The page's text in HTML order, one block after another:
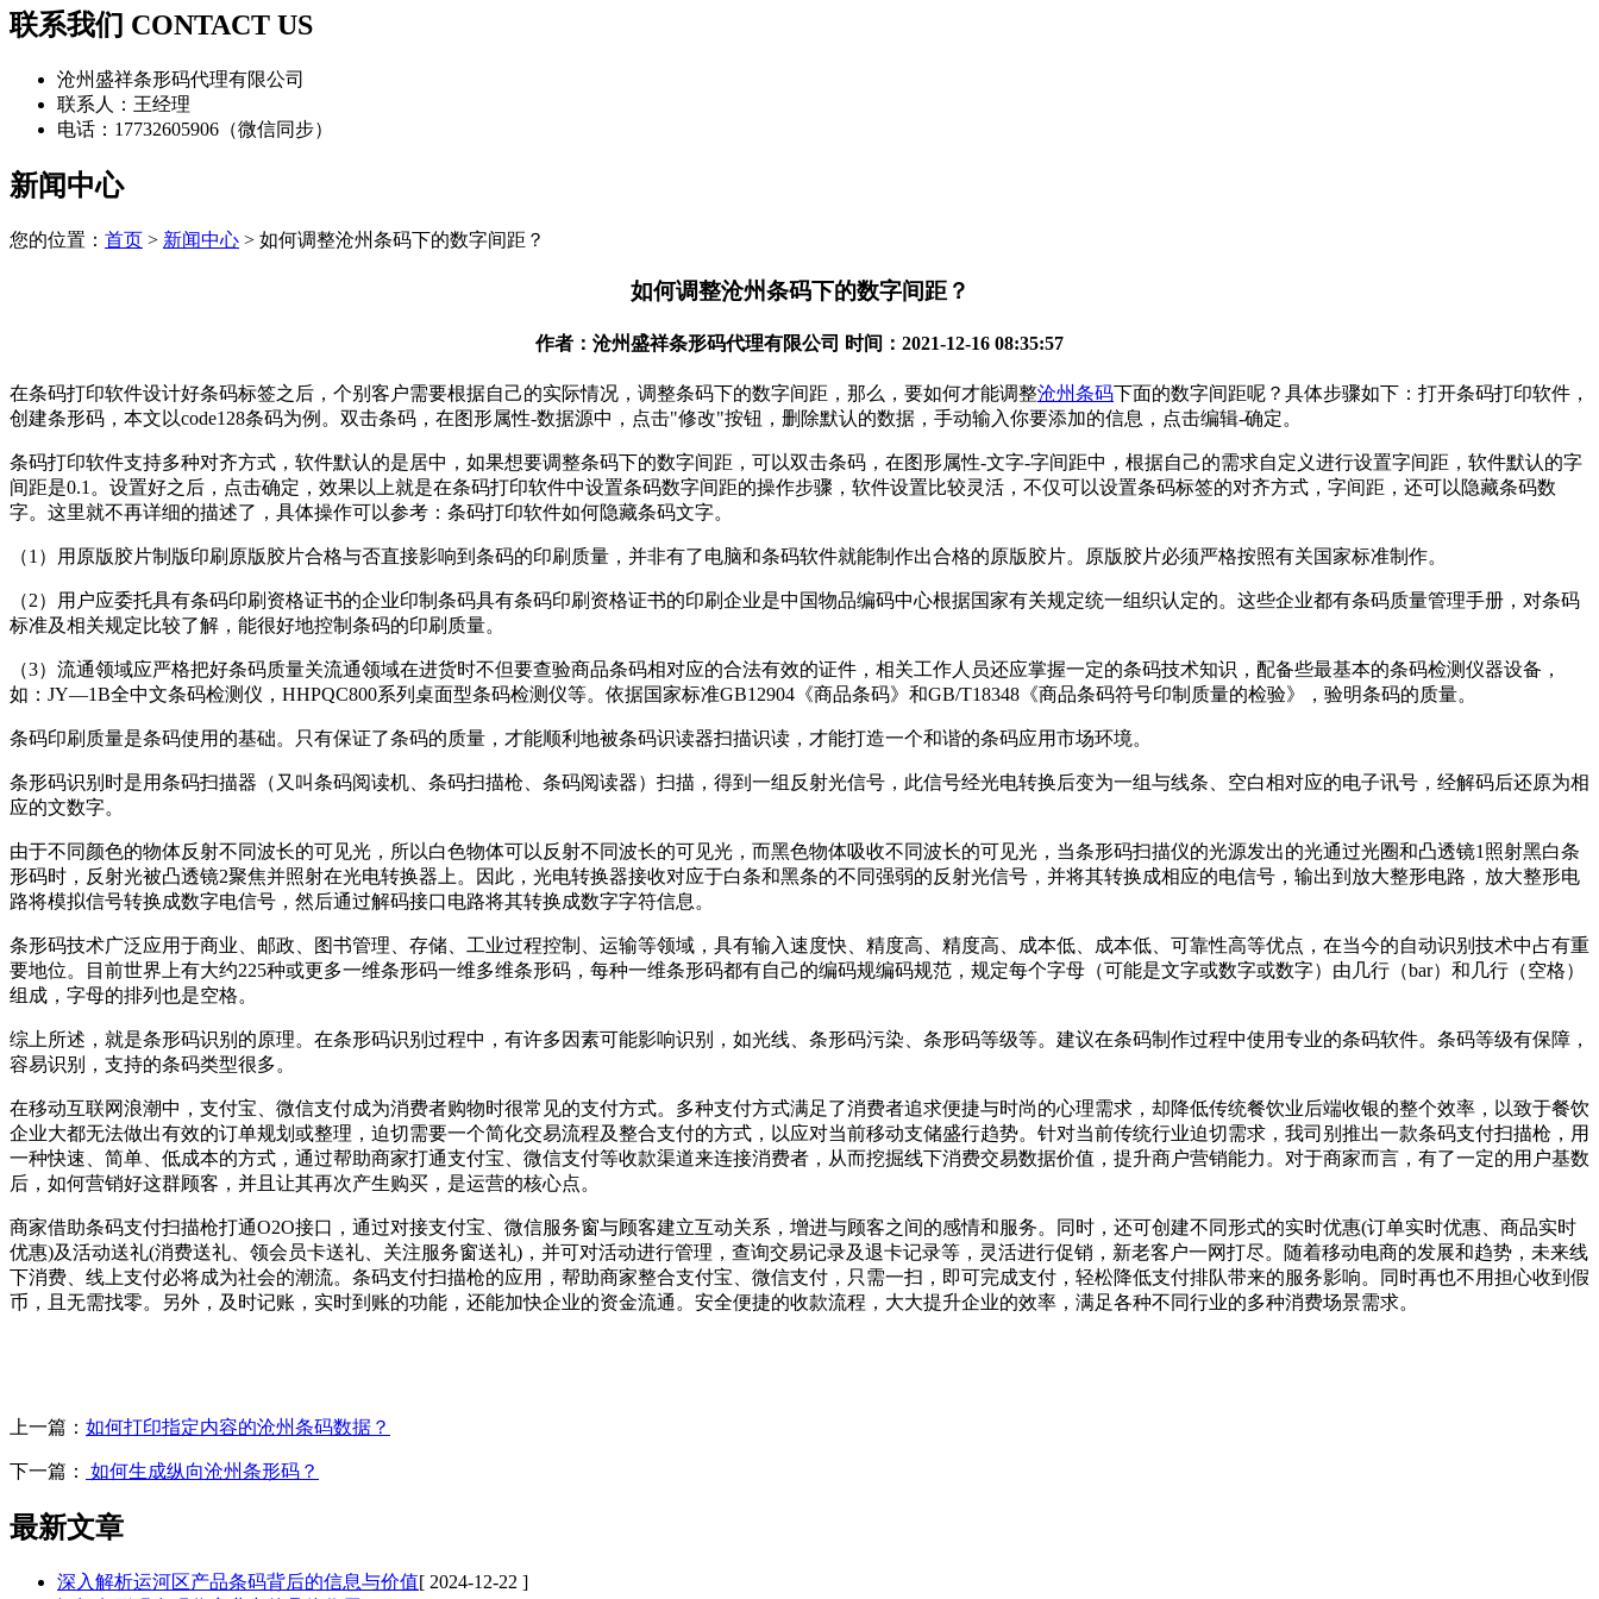
联系我们 CONTACT US
沧州盛祥条形码代理有限公司
联系人：王经理
电话：17732605906（微信同步）
新闻中心
您的位置： 首页 > 新闻中心 > 如何调整沧州条码下的数字间距？
如何调整沧州条码下的数字间距？
作者：沧州盛祥条形码代理有限公司 时间：2021-12-16 08:35:57
在条码打印软件设计好条码标签之后，个别客户需要根据自己的实际情况，调整条码下的数字间距，那么，要如何才能调整沧州条码下面的数字间距呢？具体步骤如下：打开条码打印软件，
创建条形码，本文以code128条码为例。双击条码，在图形属性-数据源中，点击"修改"按钮，删除默认的数据，手动输入你要添加的信息，点击编辑-确定。
条码打印软件支持多种对齐方式，软件默认的是居中，如果想要调整条码下的数字间距，可以双击条码，在图形属性-文字-字间距中，根据自己的需求自定义进行设置字间距，软件默认的字
间距是0.1。设置好之后，点击确定，效果以上就是在条码打印软件中设置条码数字间距的操作步骤，软件设置比较灵活，不仅可以设置条码标签的对齐方式，字间距，还可以隐藏条码数
字。这里就不再详细的描述了，具体操作可以参考：条码打印软件如何隐藏条码文字。
（1）用原版胶片制版印刷原版胶片合格与否直接影响到条码的印刷质量，并非有了电脑和条码软件就能制作出合格的原版胶片。原版胶片必须严格按照有关国家标准制作。
（2）用户应委托具有条码印刷资格证书的企业印制条码具有条码印刷资格证书的印刷企业是中国物品编码中心根据国家有关规定统一组织认定的。这些企业都有条码质量管理手册，对条码
标准及相关规定比较了解，能很好地控制条码的印刷质量。
（3）流通领域应严格把好条码质量关流通领域在进货时不但要查验商品条码相对应的合法有效的证件，相关工作人员还应掌握一定的条码技术知识，配备些最基本的条码检测仪器设备，
如：JY—1B全中文条码检测仪，HHPQC800系列桌面型条码检测仪等。依据国家标准GB12904《商品条码》和GB/T18348《商品条码符号印制质量的检验》，验明条码的质量。
条码印刷质量是条码使用的基础。只有保证了条码的质量，才能顺利地被条码识读器扫描识读，才能打造一个和谐的条码应用市场环境。
条形码识别时是用条码扫描器（又叫条码阅读机、条码扫描枪、条码阅读器）扫描，得到一组反射光信号，此信号经光电转换后变为一组与线条、空白相对应的电子讯号，经解码后还原为相
应的文数字。
由于不同颜色的物体反射不同波长的可见光，所以白色物体可以反射不同波长的可见光，而黑色物体吸收不同波长的可见光，当条形码扫描仪的光源发出的光通过光圈和凸透镜1照射黑白条
形码时，反射光被凸透镜2聚焦并照射在光电转换器上。因此，光电转换器接收对应于白条和黑条的不同强弱的反射光信号，并将其转换成相应的电信号，输出到放大整形电路，放大整形电
路将模拟信号转换成数字电信号，然后通过解码接口电路将其转换成数字字符信息。
条形码技术广泛应用于商业、邮政、图书管理、存储、工业过程控制、运输等领域，具有输入速度快、精度高、精度高、成本低、成本低、可靠性高等优点，在当今的自动识别技术中占有重
要地位。目前世界上有大约225种或更多一维条形码一维多维条形码，每种一维条形码都有自己的编码规编码规范，规定每个字母（可能是文字或数字或数字）由几行（bar）和几行（空格）
组成，字母的排列也是空格。
综上所述，就是条形码识别的原理。在条形码识别过程中，有许多因素可能影响识别，如光线、条形码污染、条形码等级等。建议在条码制作过程中使用专业的条码软件。条码等级有保障，
容易识别，支持的条码类型很多。
在移动互联网浪潮中，支付宝、微信支付成为消费者购物时很常见的支付方式。多种支付方式满足了消费者追求便捷与时尚的心理需求，却降低传统餐饮业后端收银的整个效率，以致于餐饮
企业大都无法做出有效的订单规划或整理，迫切需要一个简化交易流程及整合支付的方式，以应对当前移动支储盛行趋势。针对当前传统行业迫切需求，我司别推出一款条码支付扫描枪，用
一种快速、简单、低成本的方式，通过帮助商家打通支付宝、微信支付等收款渠道来连接消费者，从而挖掘线下消费交易数据价值，提升商户营销能力。对于商家而言，有了一定的用户基数
后，如何营销好这群顾客，并且让其再次产生购买，是运营的核心点。
商家借助条码支付扫描枪打通O2O接口，通过对接支付宝、微信服务窗与顾客建立互动关系，增进与顾客之间的感情和服务。同时，还可创建不同形式的实时优惠(订单实时优惠、商品实时
优惠)及活动送礼(消费送礼、领会员卡送礼、关注服务窗送礼)，并可对活动进行管理，查询交易记录及退卡记录等，灵活进行促销，新老客户一网打尽。随着移动电商的发展和趋势，未来线
下消费、线上支付必将成为社会的潮流。条码支付扫描枪的应用，帮助商家整合支付宝、微信支付，只需一扫，即可完成支付，轻松降低支付排队带来的服务影响。同时再也不用担心收到假
币，且无需找零。另外，及时记账，实时到账的功能，还能加快企业的资金流通。安全便捷的收款流程，大大提升企业的效率，满足各种不同行业的多种消费场景需求。
上一篇： 如何打印指定内容的沧州条码数据？
下一篇： 如何生成纵向沧州条形码？
最新文章
深入解析运河区产品条码背后的信息与价值[ 2024-12-22 ]